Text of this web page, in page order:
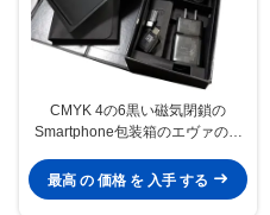
CMYK 4の6黒い磁気閉鎖の
Smartphone包装箱のエヴァの挿
最高 の 価格 を 入手 する